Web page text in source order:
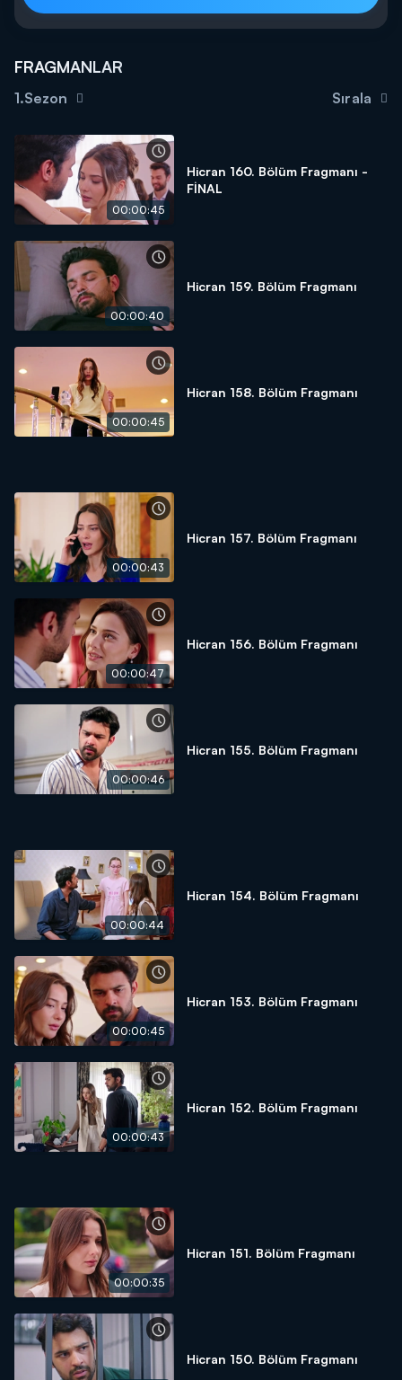
FRAGMANLAR
1.Sezon Sırala
00:00:45
Hicran 160. Bölüm Fragmanı -
FİNAL
00:00:40
Hicran 159. Bölüm Fragmanı
00:00:45
Hicran 158. Bölüm Fragmanı
00:00:43
Hicran 157. Bölüm Fragmanı
00:00:47
Hicran 156. Bölüm Fragmanı
00:00:46
Hicran 155. Bölüm Fragmanı
00:00:44
Hicran 154. Bölüm Fragmanı
00:00:45
Hicran 153. Bölüm Fragmanı
00:00:43
Hicran 152. Bölüm Fragmanı
00:00:35
Hicran 151. Bölüm Fragmanı
Hicran 150. Bölüm Fragmanı